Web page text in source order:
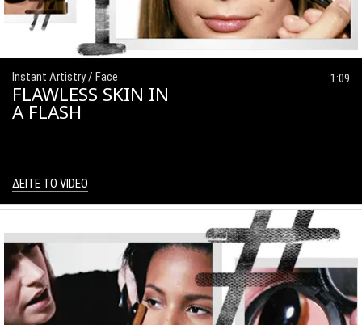
1:09
Instant Artistry / Face
FLAWLESS SKIN IN
A FLASH
ΔΕΙΤΕ ΤΟ VIDEO